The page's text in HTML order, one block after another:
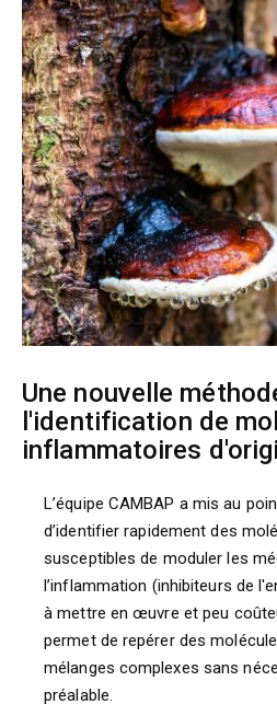
Une nouvelle
l'identification de
inflammatoires
L’équipe CAMBAP a mis au
d’identifier rapidement des
susceptibles de moduler les
l’inflammation (inhibiteurs de
à mettre en œuvre et peu
permet de repérer des
mélanges complexes sans
préalable.